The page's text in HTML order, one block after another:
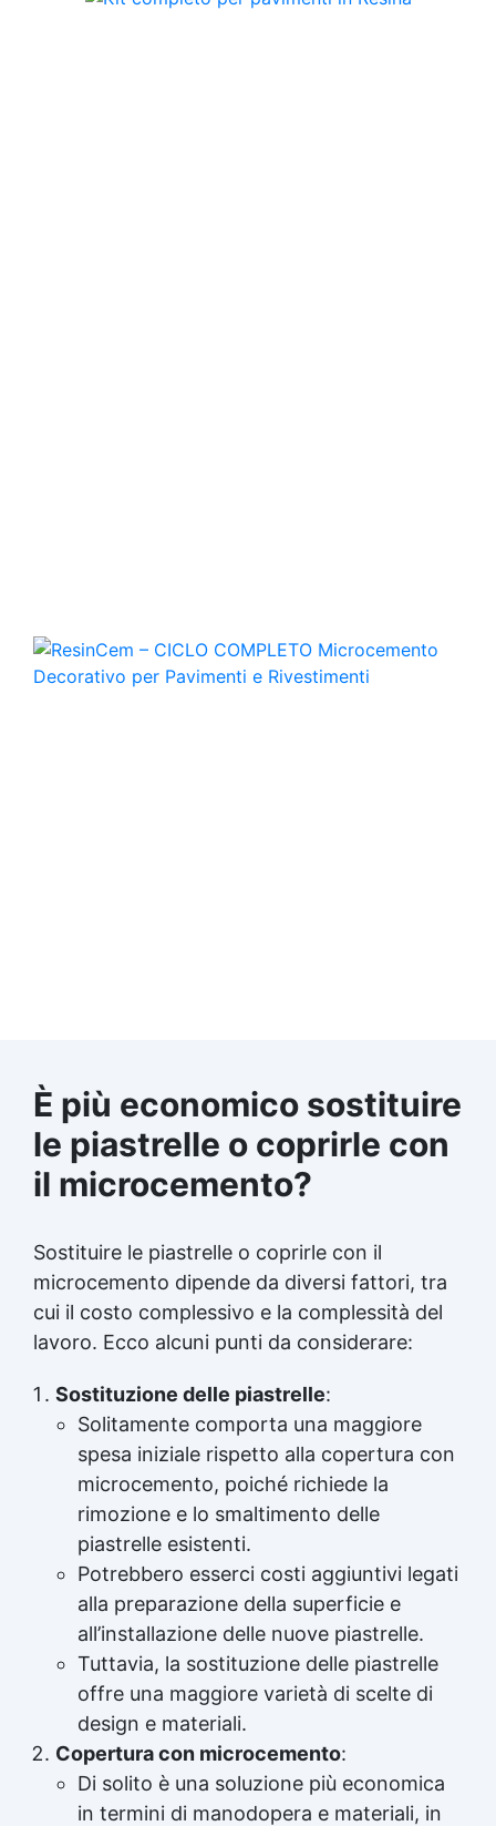
È più economico sostituire
le piastrelle o coprirle con
il microcemento?
Sostituire le piastrelle o coprirle con il
microcemento dipende da diversi fattori, tra
cui il costo complessivo e la complessità del
lavoro. Ecco alcuni punti da considerare:
Sostituzione delle piastrelle:
Solitamente comporta una maggiore
spesa iniziale rispetto alla copertura con
microcemento, poiché richiede la
rimozione e lo smaltimento delle
piastrelle esistenti.
Potrebbero esserci costi aggiuntivi legati
alla preparazione della superficie e
all’installazione delle nuove piastrelle.
Tuttavia, la sostituzione delle piastrelle
offre una maggiore varietà di scelte di
design e materiali.
Copertura con microcemento:
Di solito è una soluzione più economica
in termini di manodopera e materiali, in